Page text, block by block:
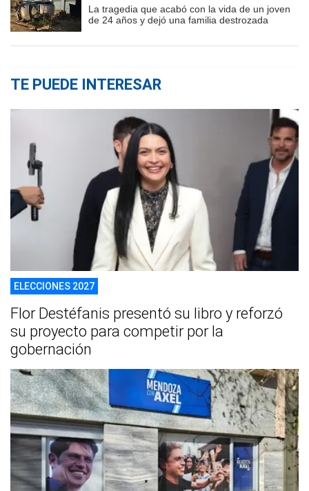
La tragedia que acabó con la vida de un joven
de 24 años y dejó una familia destrozada
TE PUEDE INTERESAR
ELECCIONES 2027
Flor Destéfanis presentó su libro y reforzó
su proyecto para competir por la
gobernación